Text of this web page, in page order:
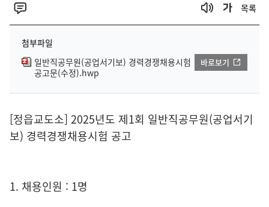
목록
첨부파일
일반직공무원(공업서기보) 경력경쟁채용시험
공고문(수정).hwp
바로보기
[정읍교도소] 2025년도 제1회 일반직공무원(공업서기
보) 경력경쟁채용시험 공고
1. 채용인원 : 1명